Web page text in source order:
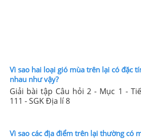
Vì sao hai loại gió mùa trên lại có đặc
nhau như vậy?
Giải bài tập Câu hỏi 2 - Mục 1 -
111 - SGK Địa lí 8
Vì sao các địa điểm trên lại thường có